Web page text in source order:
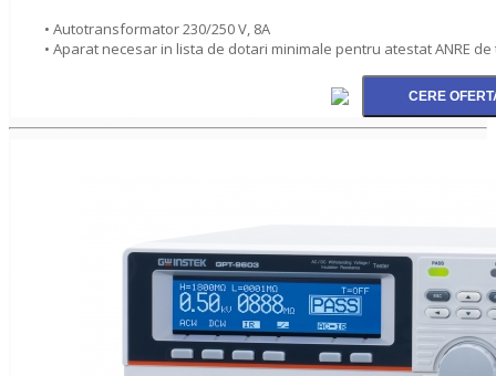
• Autotransformator 230/250 V, 8A
• Aparat necesar in lista de dotari minimale pentru atestat ANRE de